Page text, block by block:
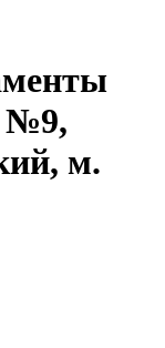
№9,
м.